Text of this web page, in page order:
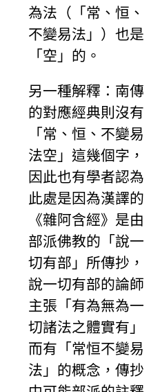
為法（「常、恒、
不變易法」）也是
「空」的。
另一種解釋：南傳
的對應經典則沒有
「常、恒、不變易
法空」這幾個字，
因此也有學者認為
此處是因為漢譯的
《雜阿含經》是由
部派佛教的「說一
切有部」所傳抄，
說一切有部的論師
主張「有為無為一
切諸法之體實有」
而有「常恒不變易
法」的概念，傳抄